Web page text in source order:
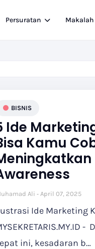
Persuratan Makalah
BISNIS
Ide
Kamu
Ali April 07, 2025
Ide Marketing
ini, kesadaran b…